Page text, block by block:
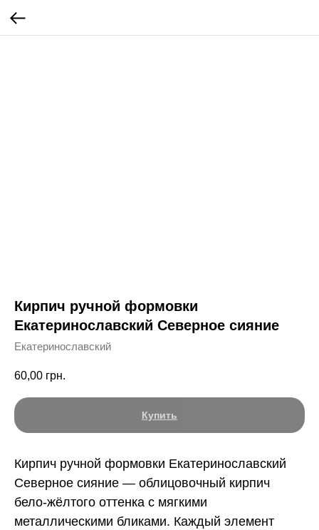
Кирпич ручной формовки
Екатеринославский Северное сияние
Екатеринославский
60,00 грн.
Купить
Кирпич ручной формовки Екатеринославский
Северное сияние — облицовочный кирпич
бело-жёлтого оттенка с мягкими
металлическими бликами. Каждый элемент